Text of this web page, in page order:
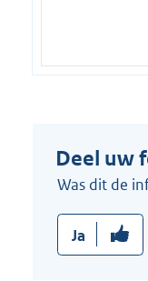
Deel uw
Was dit de
Ja